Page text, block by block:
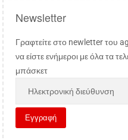
Newsletter
Γραφτείτε στο newletter του
να είστε ενήμεροι με όλα τα
μπάσκετ